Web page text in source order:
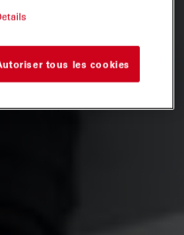
tous les cookies